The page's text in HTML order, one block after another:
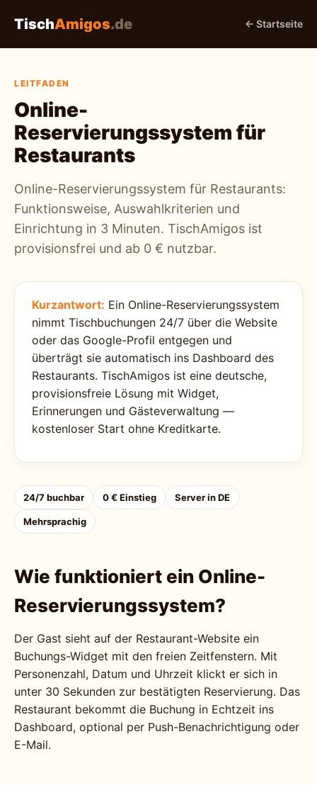
TischAmigos.de ← Startseite
LEITFADEN
Online-
Reservierungssystem für
Restaurants
Online-Reservierungssystem für Restaurants:
Funktionsweise, Auswahlkriterien und
Einrichtung in 3 Minuten. TischAmigos ist
provisionsfrei und ab 0 € nutzbar.
Kurzantwort: Ein Online-Reservierungssystem
nimmt Tischbuchungen 24/7 über die Website
oder das Google-Profil entgegen und
überträgt sie automatisch ins Dashboard des
Restaurants. TischAmigos ist eine deutsche,
provisionsfreie Lösung mit Widget,
Erinnerungen und Gästeverwaltung —
kostenloser Start ohne Kreditkarte.
24/7 buchbar 0 € Einstieg Server in DE
Mehrsprachig
Wie funktioniert ein Online-
Reservierungssystem?
Der Gast sieht auf der Restaurant-Website ein
Buchungs-Widget mit den freien Zeitfenstern. Mit
Personenzahl, Datum und Uhrzeit klickt er sich in
unter 30 Sekunden zur bestätigten Reservierung. Das
Restaurant bekommt die Buchung in Echtzeit ins
Dashboard, optional per Push-Benachrichtigung oder
E-Mail.